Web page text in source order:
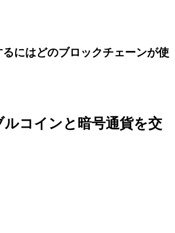
にはどのブロックチェーンが使
コインと暗号通貨を交